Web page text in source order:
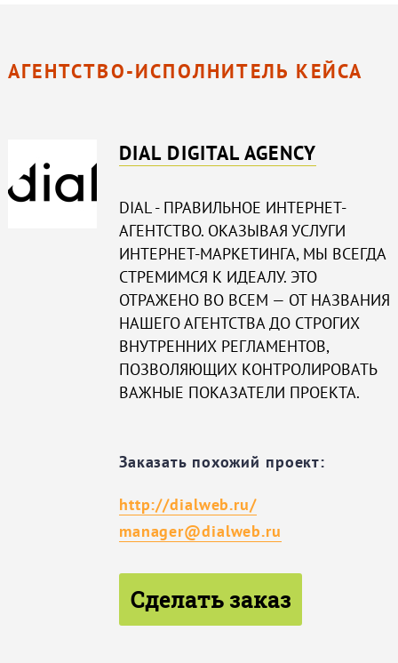
АГЕНТСТВО-ИСПОЛНИТЕЛЬ КЕЙСА
DIAL DIGITAL AGENCY
DIAL - ПРАВИЛЬНОЕ ИНТЕРНЕТ-
АГЕНТСТВО. ОКАЗЫВАЯ УСЛУГИ
ИНТЕРНЕТ-МАРКЕТИНГА, МЫ ВСЕГДА
СТРЕМИМСЯ К ИДЕАЛУ. ЭТО
ОТРАЖЕНО ВО ВСЕМ — ОТ НАЗВАНИЯ
НАШЕГО АГЕНТСТВА ДО СТРОГИХ
ВНУТРЕННИХ РЕГЛАМЕНТОВ,
ПОЗВОЛЯЮЩИХ КОНТРОЛИРОВАТЬ
ВАЖНЫЕ ПОКАЗАТЕЛИ ПРОЕКТА.
Заказать похожий проект:
http://dialweb.ru/
manager@dialweb.ru
Сделать заказ